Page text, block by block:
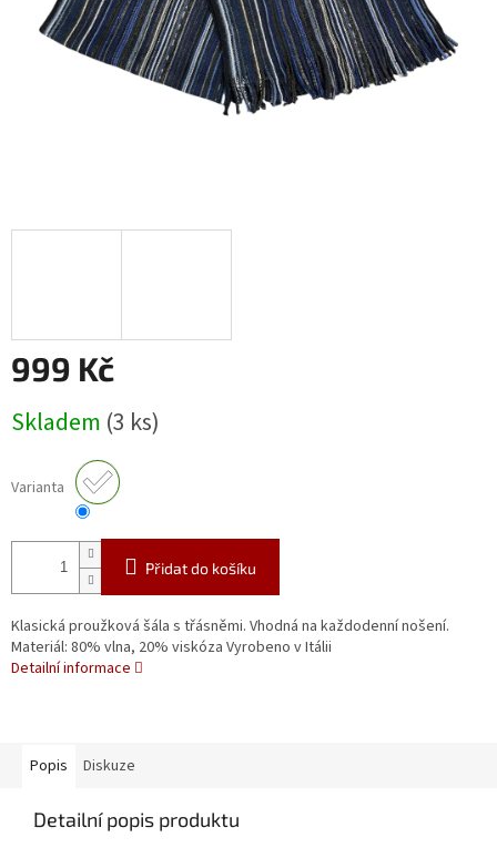
999 Kč
cena:
Skladem (3 ks)
Varianta
Přidat do košíku
Klasická proužková šála s třásněmi. Vhodná na každodenní nošení.
Materiál: 80% vlna, 20% viskóza Vyrobeno v Itálii
Detailní informace
Popis Diskuze
Detailní popis produktu